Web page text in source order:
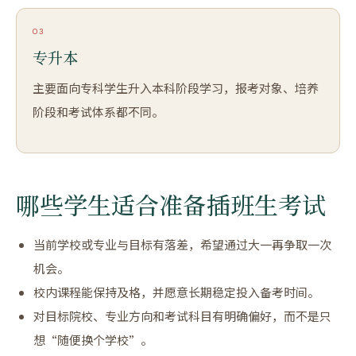
03
专升本
主要面向专科学生升入本科阶段学习，报考对象、培养
阶段和考试体系都不同。
哪些学生适合准备插班生考试
当前学校或专业与目标有落差，希望通过大一再争取一次
机会。
校内课程能保持及格，并愿意长期稳定投入备考时间。
对目标院校、专业方向和考试科目有明确偏好，而不是只
想“随便换个学校”。